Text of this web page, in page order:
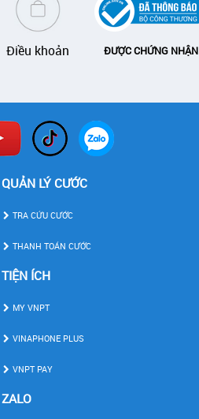
Điều khoản ĐƯỢC CHỨNG NHẬN
QUẢN LÝ CƯỚC
TRA CỨU CƯỚC
THANH TOÁN CƯỚC
TIỆN ÍCH
MY VNPT
VINAPHONE PLUS
VNPT PAY
ZALO